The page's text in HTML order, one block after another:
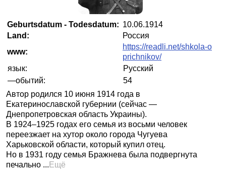
Geburtsdatum - Todesdatum: 10.06.1914
Land:
Россия
www:
https://readli.net/shkola-o
prichnikov/
язык:
Русский
—обытий:
54
Автор родился 10 июня 1914 года в
Екатеринославской губернии (сейчас —
Днепропетровская область Украины).
В 1924–1925 годах его семья из восьми человек
переезжает на хутор около города Чугуева
Харьковской области, который купил отец.
Но в 1931 году семья Бражнева была подвергнута
печально ... Ещё